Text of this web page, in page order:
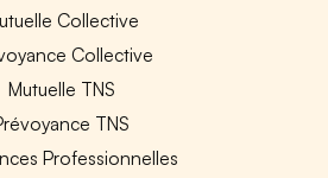
Collective
Collective
Mutuelle TNS
TNS
Professionnelles